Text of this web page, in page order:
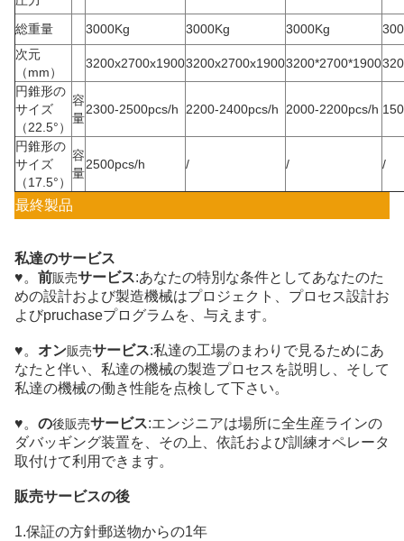
総重量 3000Kg 3000Kg 3000Kg
次元
（mm）
3200x2700x19003200x2700x19003200*2700*1900
円錐形の
サイズ
（22.5°）
容
量
2300-2500pcs/h 2200-2400pcs/h 2000-2200pcs/h
円錐形の
サイズ
（17.5°）
容
量
2500pcs/h / / /
最終製品
私達のサービス
♥。 前販売サービス:あなたの特別な条件としてあなたのた
めの設計および製造機械はプロジェクト、プロセス設計お
よびpruchaseプログラムを、与えます。
♥。 オン販売サービス:私達の工場のまわりで見るためにあ
なたと伴い、私達の機械の製造プロセスを説明し、そして
私達の機械の働き性能を点検して下さい。
♥。 の後販売サービス:エンジニアは場所に全生産ラインの
ダバッギング装置を、その上、依託および訓練オペレータ
取付けて利用できます。
販売サービスの後
1.保証の方針郵送物からの1年